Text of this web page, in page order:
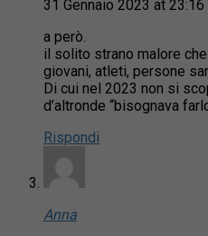
31 Gennaio 2023 at 23:16
a però.
il solito strano malore
giovani, atleti, persone
Di cui nel 2023 non si
d’altronde “bisognava
Rispondi
Anna